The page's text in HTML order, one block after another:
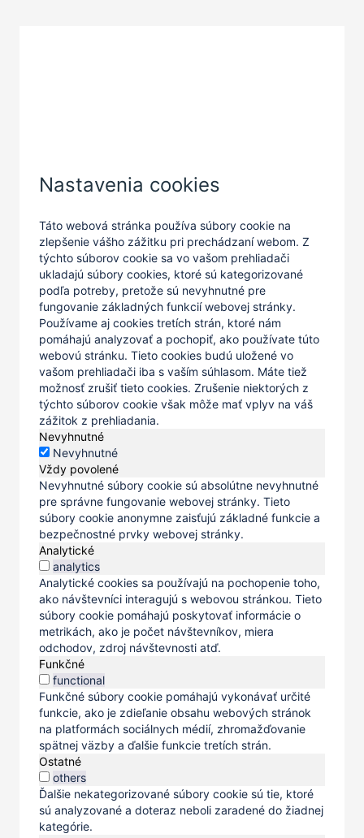
Nastavenia cookies
Táto webová stránka používa súbory cookie na
zlepšenie vášho zážitku pri prechádzaní webom. Z
týchto súborov cookie sa vo vašom prehliadači
ukladajú súbory cookies, ktoré sú kategorizované
podľa potreby, pretože sú nevyhnutné pre
fungovanie základných funkcií webovej stránky.
Používame aj cookies tretích strán, ktoré nám
pomáhajú analyzovať a pochopiť, ako používate túto
webovú stránku. Tieto cookies budú uložené vo
vašom prehliadači iba s vaším súhlasom. Máte tiež
možnosť zrušiť tieto cookies. Zrušenie niektorých z
týchto súborov cookie však môže mať vplyv na váš
zážitok z prehliadania.
Nevyhnutné
Nevyhnutné
Vždy povolené
Nevyhnutné súbory cookie sú absolútne nevyhnutné
pre správne fungovanie webovej stránky. Tieto
súbory cookie anonymne zaisťujú základné funkcie a
bezpečnostné prvky webovej stránky.
Analytické
analytics
Analytické cookies sa používajú na pochopenie toho,
ako návštevníci interagujú s webovou stránkou. Tieto
súbory cookie pomáhajú poskytovať informácie o
metrikách, ako je počet návštevníkov, miera
odchodov, zdroj návštevnosti atď.
Funkčné
functional
Funkčné súbory cookie pomáhajú vykonávať určité
funkcie, ako je zdieľanie obsahu webových stránok
na platformách sociálnych médií, zhromažďovanie
spätnej väzby a ďalšie funkcie tretích strán.
Ostatné
others
Ďalšie nekategorizované súbory cookie sú tie, ktoré
sú analyzované a doteraz neboli zaradené do žiadnej
kategórie.